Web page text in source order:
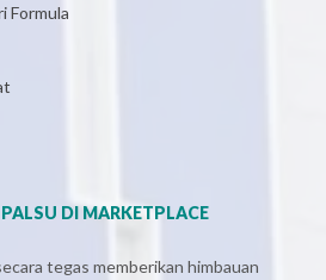
Formula
DI MARKETPLACE
tegas memberikan himbauan